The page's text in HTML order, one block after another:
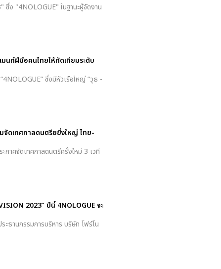
ง "4NOLOGUE" ในฐานะผู้จัดงาน
มนท์ฝีมือคนไทยให้ทัดเทียมระดับ
ซึ่งมีหัวเรือใหญ่ “วุธ -
จัดเทศกาลดนตรียยิ่งใหญ่ ไทย-
าศจัดเทศกาลดนตรีครั้งใหม่ 3 เวที
2023” ปีนี้ 4NOLOGUE จะ
ธานกรรมการบริหาร บริษัท โฟร์โน